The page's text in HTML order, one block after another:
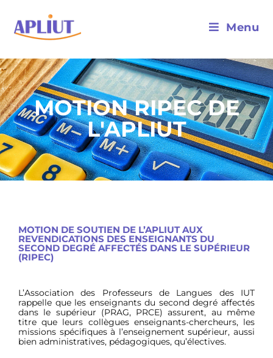
Menu
MOTION RIPEC DE
L'APLIUT
MOTION DE SOUTIEN DE L’APLIUT AUX
REVENDICATIONS DES ENSEIGNANTS DU
SECOND DEGRÉ AFFECTÉS DANS LE SUPÉRIEUR
(RIPEC)
L’Association des Professeurs de Langues des IUT
rappelle que les enseignants du second degré affectés
dans le supérieur (PRAG, PRCE) assurent, au même
titre que leurs collègues enseignants-chercheurs, les
missions spécifiques à l’enseignement supérieur, aussi
bien administratives, pédagogiques, qu’électives.